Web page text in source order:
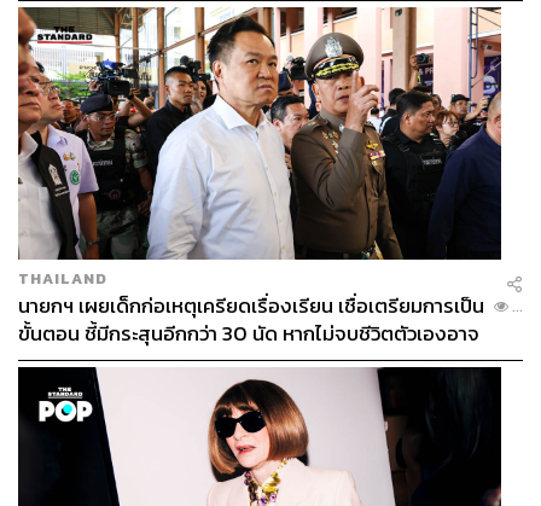
THAILAND
นายกฯ เผยเด็กก่อเหตุเครียดเรื่องเรียน เชื่อเตรียมการเป็น
ขั้นตอน ชี้มีกระสุนอีกกว่า 30 นัด หากไม่จบชีวิตตัวเองอาจ
สูญเสียเพิ่ม
...